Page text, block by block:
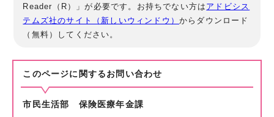
Reader（R）」が必要です。お持ちでない方は アドビシス
テムズ社のサイト（新しいウィンドウ）からダウンロード
（無料）してください。
このページに関する お問い合わせ
市民生活部 保険医療年金課